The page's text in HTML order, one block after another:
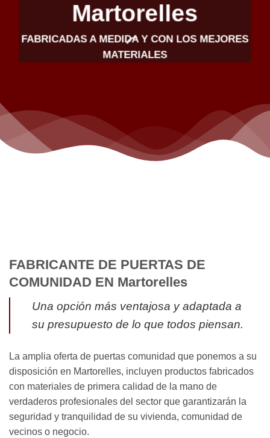
Martorelles
FABRICADAS A MEDIDA Y CON LOS MEJORES
MATERIALES
FABRICANTE DE PUERTAS DE
COMUNIDAD EN Martorelles
Una opción más ventajosa y adaptada a
su presupuesto de lo que todos piensan.
La amplia oferta de puertas comunidad que ponemos a su
disposición en Martorelles, incluyen productos fabricados
con materiales de primera calidad de la mano de
verdaderos profesionales del sector que garantizarán la
seguridad y tranquilidad de su vivienda, comunidad de
vecinos o negocio.